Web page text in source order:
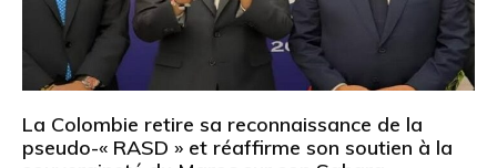
La Colombie retire sa reconnaissance de la
pseudo-« RASD » et réaffirme son soutien à la